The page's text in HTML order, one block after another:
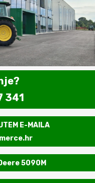
341
E-MAILA
5090M